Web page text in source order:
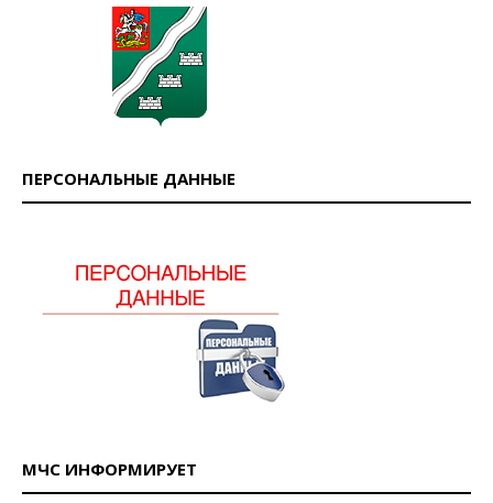
ПЕРСОНАЛЬНЫЕ ДАННЫЕ
МЧС ИНФОРМИРУЕТ